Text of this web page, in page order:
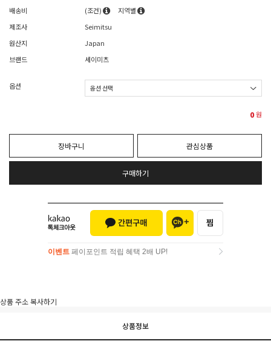
배송비
(조건)
지역별
제조사
Seimitsu
원산지
Japan
브랜드
세이미츠
옵션
0원
장바구니 관심상품
구매하기
이벤트 페이포인트 적립 혜택 2배 UP!
상품 주소 복사하기
상품정보